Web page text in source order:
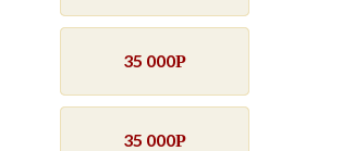
35 000Р
35 000Р